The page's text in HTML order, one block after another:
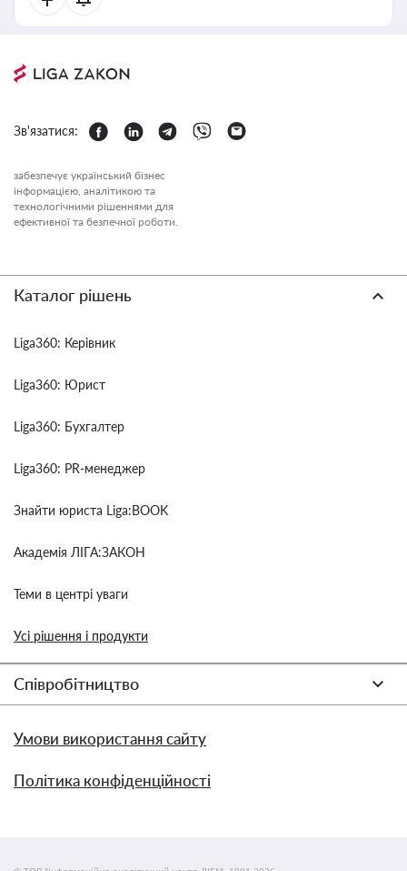
Зв'язатися:
забезпечує український бізнес
інформацією, аналітикою та
технологічними рішеннями для
ефективної та безпечної роботи.
Каталог рішень
Liga360: Керівник
Liga360: Юрист
Liga360: Бухгалтер
Liga360: PR-менеджер
Знайти юриста Liga:BOOK
Академія ЛІГА:ЗАКОН
Теми в центрі уваги
Усі рішення і продукти
Співробітництво
Умови використання сайту
Політика конфіденційності